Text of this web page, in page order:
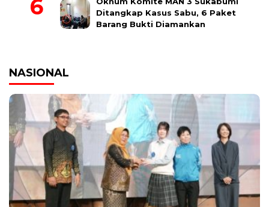
Ditangkap Kasus Sabu, 6 Paket
Barang Bukti Diamankan
NASIONAL